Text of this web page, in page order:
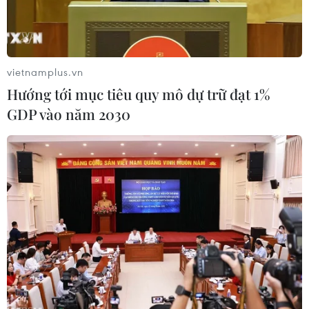
logistics.
Bốc xếp hàng hóa tại cảng Hải Phòng. Ảnh minh họa. (Ảnh:
Phạm Hậu/TTXVN)
Thực hiện chương trình hợp tác thường niên
trong lĩnh vực phân phối và logistics giữa Việt
vietnamplus.vn
Hướng tới mục tiêu quy mô dự trữ đạt 1%
GDP vào năm 2030